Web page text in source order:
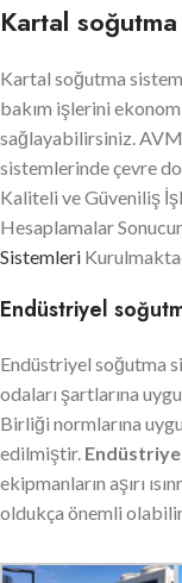
Kartal
Kartal soğutma
bakım işlerini
sağlayabilirsiniz.
sistemlerinde çevre
Kaliteli ve Güveniliş
Hesaplamalar
Sistemleri
Endüstriyel
Endüstriyel soğutma
odaları şartlarına
Birliği normlarına
edilmiştir.
ekipmanların aşırı
oldukça önemli